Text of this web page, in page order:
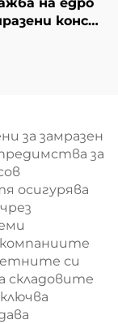
конски
за замразен
за
осигурява
компаниите
си
складовите